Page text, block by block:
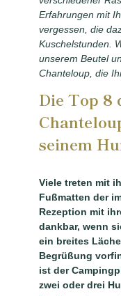
Erfahrungen mit
vergessen, die
Kuschelstunden.
unserem Beutel
Chanteloup, die
Die Top 8
seinem
Viele treten mit
Fußmatten der
Rezeption mit
dankbar, wenn
ein breites
Begrüßung
ist der
zwei oder drei